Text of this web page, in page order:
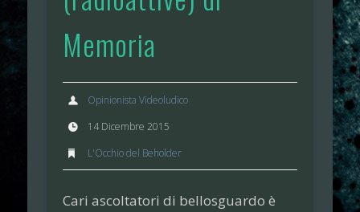
Memoria
Opinionista Videoludico
14 Dicembre 2015
L'Occhio del Beholder
Cari ascoltatori di bellosguardo è